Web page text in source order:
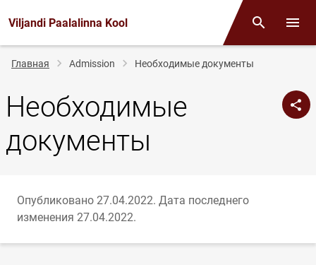
Viljandi Paalalinna Kool Поиск
Строка
навигации
Главная Admission Необходимые документы
Необходимые
документы
Опубликовано 27.04.2022. Дата последнего
изменения 27.04.2022.